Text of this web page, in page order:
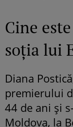
Cine
soția lui
Diana
premierului
44 de ani și
Moldova, la